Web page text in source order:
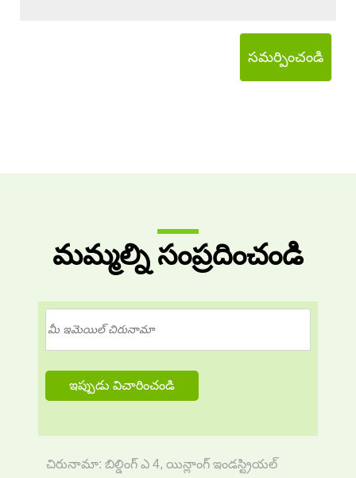
సమర్పించండి
మమ్మల్ని సంప్రదించండి
చిరునామా: బిల్డింగ్ ఎ 4, యిన్లాంగ్ ఇండస్ట్రియల్